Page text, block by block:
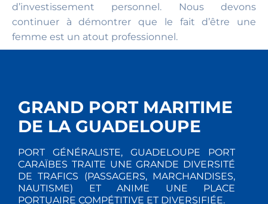
d’investissement personnel. Nous devons
continuer à démontrer que le fait d’être une
femme est un atout professionnel.
GRAND PORT MARITIME
DE LA GUADELOUPE
PORT GÉNÉRALISTE, GUADELOUPE PORT
CARAÏBES TRAITE UNE GRANDE DIVERSITÉ
DE TRAFICS (PASSAGERS, MARCHANDISES,
NAUTISME) ET ANIME UNE PLACE
PORTUAIRE COMPÉTITIVE ET DIVERSIFIÉE.